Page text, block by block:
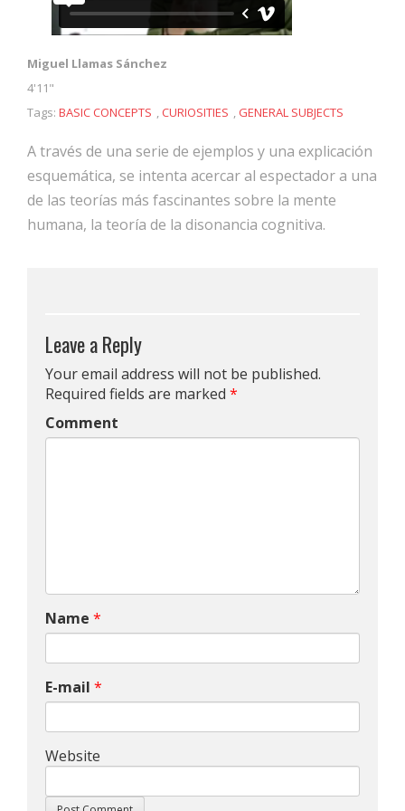
Miguel Llamas Sánchez
4'11"
Tags: BASIC CONCEPTS ,CURIOSITIES , GENERAL SUBJECTS
A través de una serie de ejemplos y una explicación
esquemática, se intenta acercar al espectador a una
de las teorías más fascinantes sobre la mente
humana, la teoría de la disonancia cognitiva.
Leave a Reply
Your email address will not be published.
Required fields are marked *
Comment
Name *
E-mail *
Website